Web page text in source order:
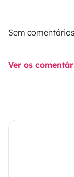
Sem comentários
Ver os